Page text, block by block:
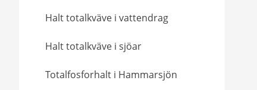
Halt totalkväve i vattendrag
Halt totalkväve i sjöar
Totalfosforhalt i Hammarsjön